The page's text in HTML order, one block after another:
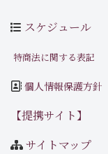
スケジュール
特商法に関する表記
個人情報保護方針
【提携サイト】
サイトマップ